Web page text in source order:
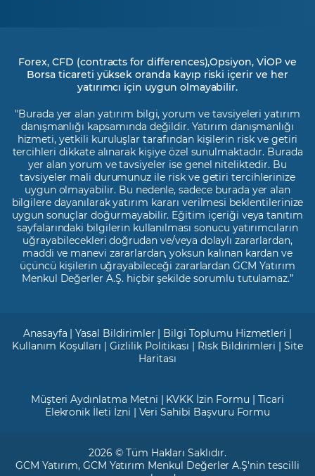
Forex, CFD (contracts for differences),Opsiyon, VİOP ve
Borsa ticareti yüksek oranda kayıp riski içerir ve her
yatırımcı için uygun olmayabilir.
"Burada yer alan yatırım bilgi, yorum ve tavsiyeleri yatırım
danışmanlığı kapsamında değildir. Yatırım danışmanlığı
hizmeti, yetkili kuruluşlar tarafından kişilerin risk ve getiri
tercihleri dikkate alınarak kişiye özel sunulmaktadır. Burada
yer alan yorum ve tavsiyeler ise genel niteliktedir. Bu
tavsiyeler mali durumunuz ile risk ve getiri tercihlerinize
uygun olmayabilir. Bu nedenle, sadece burada yer alan
bilgilere dayanılarak yatırım kararı verilmesi beklentilerinize
uygun sonuçlar doğurmayabilir. Eğitim içeriği veya tanıtım
sayfalarındaki bilgilerin kullanılması sonucu yatırımcıların
uğrayabilecekleri doğrudan ve/veya dolaylı zararlardan,
maddi ve manevi zararlardan, yoksun kalınan kardan ve
üçüncü kişilerin uğrayabileceği zararlardan GCM Yatırım
Menkul Değerler A.Ş. hiçbir şekilde sorumlu tutulamaz.”
Anasayfa |Yasal Bildirimler | Bilgi Toplumu Hizmetleri |
Kullanım Koşulları |Gizlilik Politikası | Risk Bildirimleri |Site
Haritası
Müşteri Aydınlatma Metni | KVKK İzin Formu | Ticari
Elekronik İleti İzni | Veri Sahibi Başvuru Formu
2026 © Tüm Hakları Saklıdır.
GCM Yatırım, GCM Yatırım Menkul Değerler A.Ş'nin tescilli